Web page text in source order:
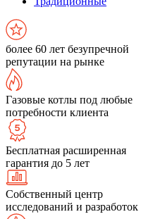
более 60 лет безупречной
репутации на рынке
Газовые котлы под любые
потребности клиента
Бесплатная расширенная
гарантия до 5 лет
Собственный центр
исследований и разработок